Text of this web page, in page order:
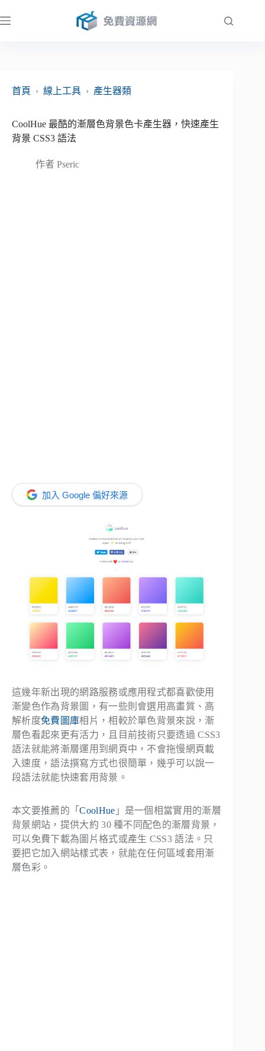
至
首頁
› 線上工具 › 產生器類
CoolHue 最酷的漸層色背景色卡產生器，快速產生
背景 CSS3 語法
作者 Pseric
加入 Google 偏好來源
這幾年新出現的網路服務或應用程式都喜歡使用
漸變色作為背景圖，有一些則會選用高畫質、高
解析度免費圖庫相片，相較於單色背景來說，漸
層色看起來更有活力，且目前技術只要透過 CSS3
語法就能將漸層運用到網頁中，不會拖慢網頁載
入速度，語法撰寫方式也很簡單，幾乎可以說一
段語法就能快速套用背景。
本文要推薦的「CoolHue 」是一個相當實用的漸層
背景網站，提供大約 30 種不同配色的漸層背景，
可以免費下載為圖片格式或產生 CSS3 語法。只
要把它加入網站樣式表，就能在任何區域套用漸
層色彩。